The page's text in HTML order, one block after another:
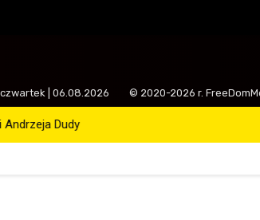
czwartek | 06.08.2026 © 2020-2026 r.
Dudy